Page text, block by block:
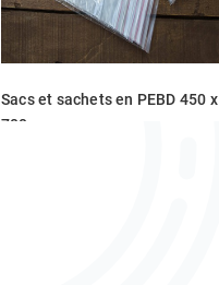
Sacs et sachets en PEBD 450 x
700